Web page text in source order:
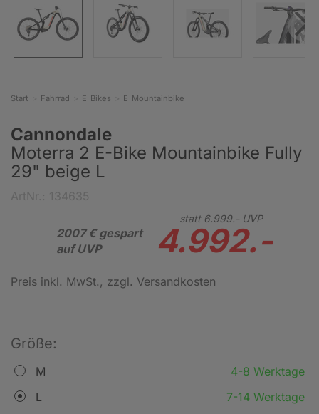
Start Fahrrad E-Bikes E-Mountainbike
Cannondale
Moterra 2 E-Bike Mountainbike Fully
29" beige L
2007 € gespart
auf UVP
statt 6.999.-UVP
4.992.-
Preis inkl. MwSt. , zzgl. Versandkosten
Größe:
M
4-8 Werktage
L
7-14 Werktage